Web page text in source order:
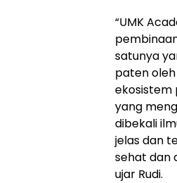
“UMK
satunya
paten
ekosistem
yang
dibekali
jelas dan
sehat dan
ujar Rudi.